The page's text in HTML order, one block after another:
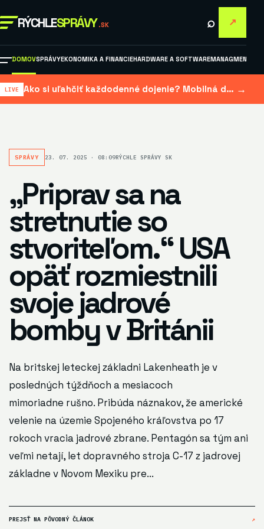
RÝCHLESPRÁVY .SK ⌕ ↗
DOMOVSPRÁVYEKONOMIKA A FINANCIEHARDWARE A SOFTWAREMANAGMENT A
Ako si uľahčiť každodenné dojenie? Mobilná dojačka šetrí čas aj námahu →
SPRÁVY 23. 07. 2025 · 08:09RÝCHLE SPRÁVY SK
„Priprav sa na
stretnutie so
stvoriteľom.“ USA
opäť rozmiestnili
svoje jadrové
bomby v Británii
Na britskej leteckej základni Lakenheath je v
posledných týždňoch a mesiacoch
mimoriadne rušno. Pribúda náznakov, že americké
velenie na územie Spojeného kráľovstva po 17
rokoch vracia jadrové zbrane. Pentagón sa tým ani
veľmi netají, let dopravného stroja C-17 z jadrovej
základne v Novom Mexiku pre...
PREJSŤ NA PÔVODNÝ ČLÁNOK ↗